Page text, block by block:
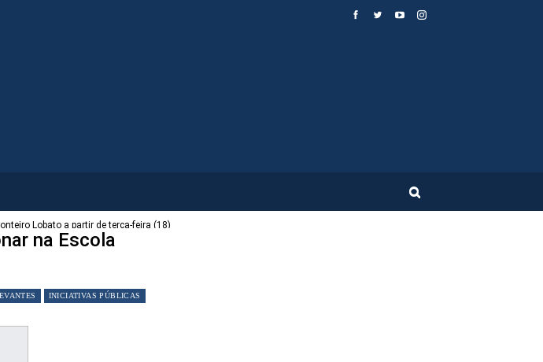
Lobato a partir de terça-feira (18)
na Escola
INICIATIVAS PÚBLICAS